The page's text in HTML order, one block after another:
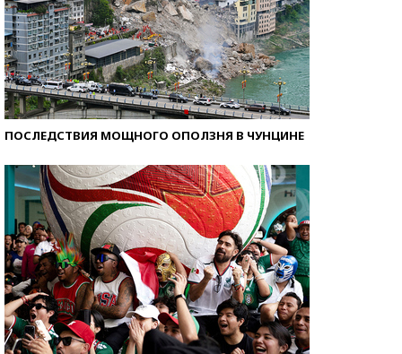
ПОСЛЕДСТВИЯ МОЩНОГО ОПОЛЗНЯ В ЧУНЦИНЕ